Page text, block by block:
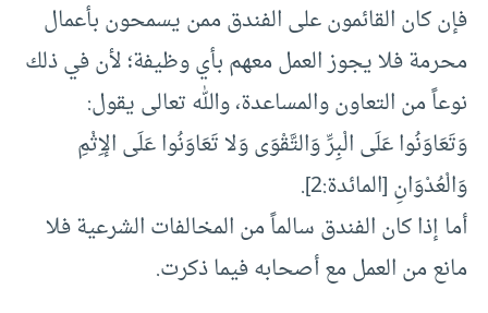
فإن كان القائمون على الفندق ممن يسمحون بأعمال
محرمة فلا يجوز العمل معهم بأي وظيفة؛ لأن في ذلك
نوعاً من التعاون والمساعدة، والله تعالى يقول:
وَتَعَاوَنُوا عَلَى الْبِرِّ وَالتَّقْوَى وَلا تَعَاوَنُوا عَلَى الإِثْمِ
وَالْعُدْوَانِ [المائدة:2].
أما إذا كان الفندق سالماً من المخالفات الشرعية فلا
مانع من العمل مع أصحابه فيما ذكرت.